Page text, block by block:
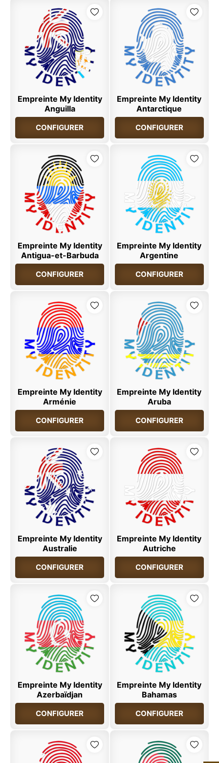
Empreinte My Identity
Anguilla
CONFIGURER
Empreinte My Identity
Antarctique
CONFIGURER
Empreinte My Identity
Antigua-et-Barbuda
CONFIGURER
Empreinte My Identity
Argentine
CONFIGURER
Empreinte My Identity
Arménie
CONFIGURER
Empreinte My Identity
Aruba
CONFIGURER
Empreinte My Identity
Australie
CONFIGURER
Empreinte My Identity
Autriche
CONFIGURER
Empreinte My Identity
Azerbaïdjan
CONFIGURER
Empreinte My Identity
Bahamas
CONFIGURER